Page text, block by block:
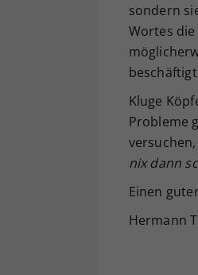
sondern
Wortes
Kluge
Probleme
nix dann
Einen
Hermann